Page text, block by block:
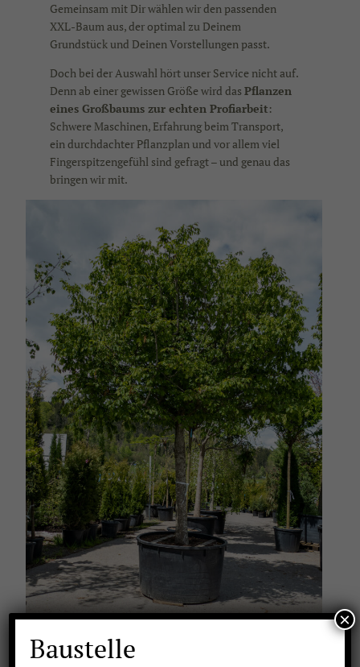
Gemeinsam mit Dir wählen wir den passenden
XXL-Baum aus, der optimal zu Deinem
Grundstück und Deinen Vorstellungen passt.
Doch bei der Auswahl hört unser Service nicht auf.
Denn ab einer gewissen Größe wird das Pflanzen
eines Großbaums zur echten Profiarbeit:
Schwere Maschinen, Erfahrung beim Transport,
ein durchdachter Pflanzplan und vor allem viel
Fingerspitzengefühl sind gefragt – und genau das
bringen wir mit.
Baustelle
×